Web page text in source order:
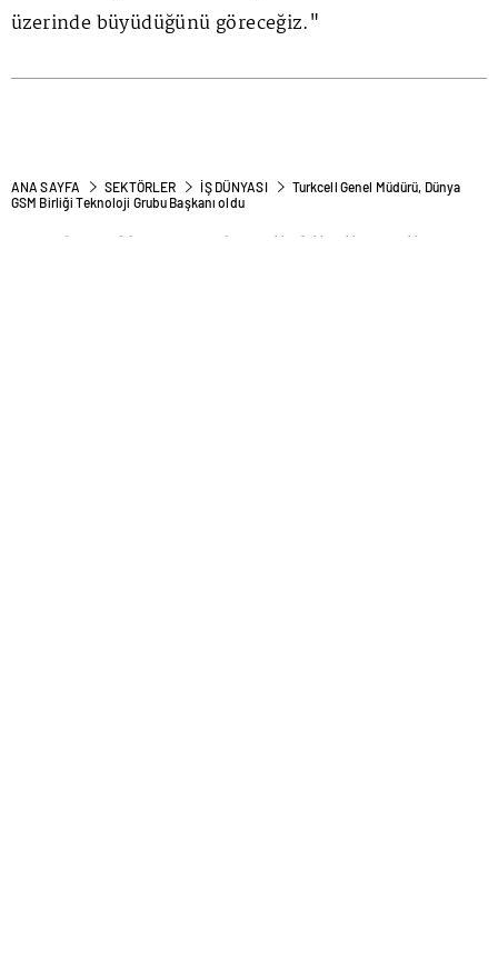
üzerinde büyüdüğünü göreceğiz."
ANA SAYFA SEKTÖRLER İŞ DÜNYASI
Turkcell Genel Müdürü, Dünya
GSM Birliği Teknoloji Grubu Başkanı oldu
Turkcell Genel Müdürü, Dünya